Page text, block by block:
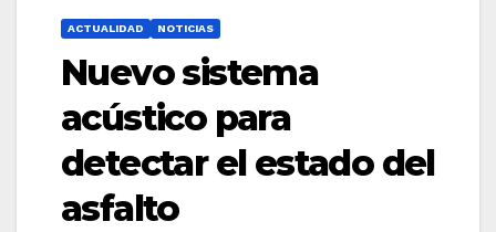
ACTUALIDAD NOTICIAS
Nuevo sistema
acústico para
detectar el estado del
asfalto